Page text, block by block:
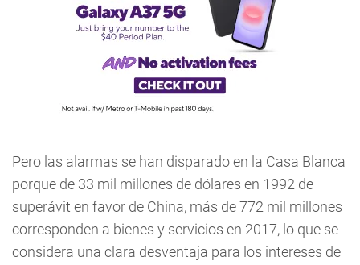
Pero las alarmas se han disparado en la Casa Blanca
porque de 33 mil millones de dólares en 1992 de
superávit en favor de China, más de 772 mil millones
corresponden a bienes y servicios en 2017, lo que se
considera una clara desventaja para los intereses de